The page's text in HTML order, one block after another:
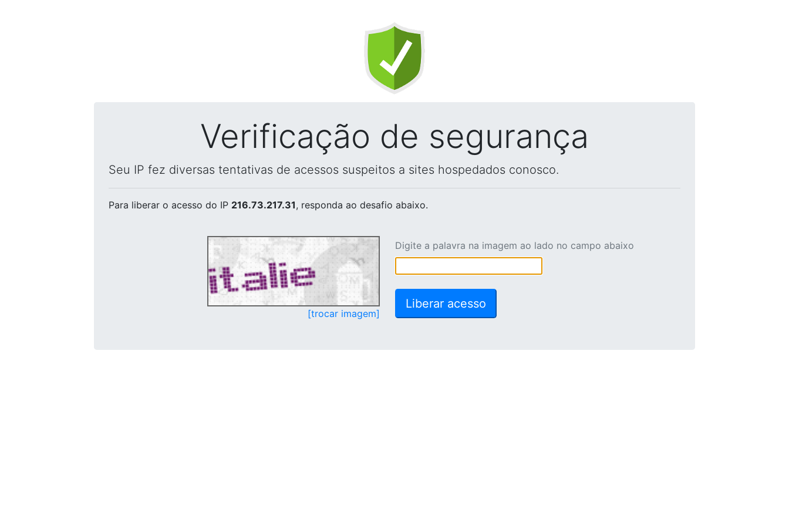
Verificação de segurança
Seu IP fez diversas tentativas de acessos suspeitos a sites hospedados conosco.
Para liberar o acesso do IP 216.73.217.31, responda ao desafio abaixo.
[trocar imagem]
Digite a palavra na imagem ao lado no campo abaixo